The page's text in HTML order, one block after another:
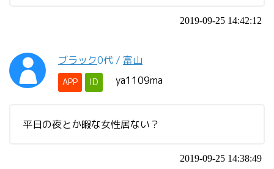
2019-09-25 14:42:12
ブラック0代 / 富山
APP ID ya1109ma
平日の夜とか暇な女性居ない？
2019-09-25 14:38:49